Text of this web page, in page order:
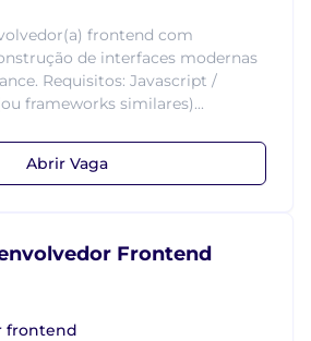
frontend com
de interfaces modernas
Requisitos: Javascript /
frameworks similares)...
Abrir Vaga
Frontend
frontend